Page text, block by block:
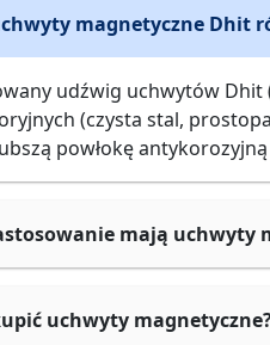
magnetyczne Dhit
udźwig uchwytów Dhit
(czysta stal,
powłokę
mają uchwyty
uchwyty